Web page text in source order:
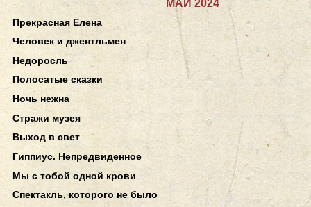
МАЙ 2024
Прекрасная Елена
Человек и джентльмен
Недоросль
Полосатые сказки
Ночь нежна
Стражи музея
Выход в свет
Гиппиус. Непредвиденное
Мы с тобой одной крови
Спектакль, которого не было